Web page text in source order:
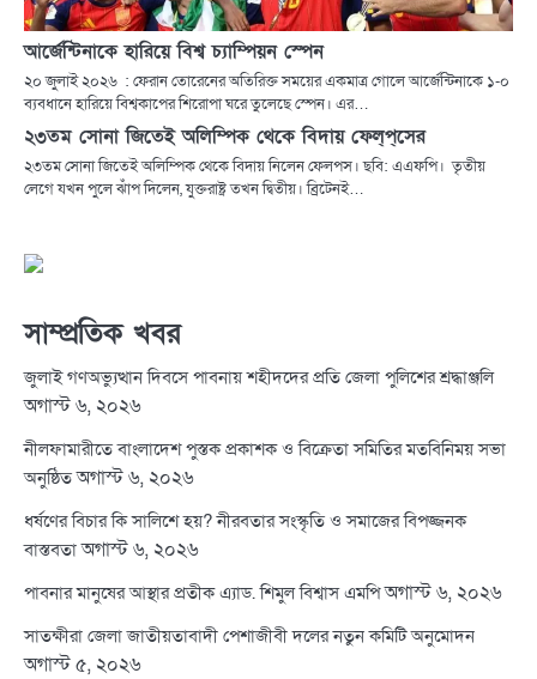
আর্জেন্টিনাকে হারিয়ে বিশ্ব চ্যাম্পিয়ন স্পেন
২০ জুলাই ২০২৬ : ফেরান তোরেনের অতিরিক্ত সময়ের একমাত্র গোলে আর্জেন্টিনাকে ১-০
ব্যবধানে হারিয়ে বিশ্বকাপের শিরোপা ঘরে তুলেছে স্পেন। এর…
২৩তম সোনা জিতেই অলিম্পিক থেকে বিদায় ফেল্‌প্‌সের
২৩তম সোনা জিতেই অলিম্পিক থেকে বিদায় নিলেন ফেলপস। ছবি: এএফপি। তৃতীয়
লেগে যখন পুলে ঝাঁপ দিলেন, যুক্তরাষ্ট্র তখন দ্বিতীয়। ব্রিটেনই…
সাম্প্রতিক খবর
জুলাই গণঅভ্যুত্থান দিবসে পাবনায় শহীদদের প্রতি জেলা পুলিশের শ্রদ্ধাঞ্জলি
অগাস্ট ৬, ২০২৬
নীলফামারীতে বাংলাদেশ পুস্তক প্রকাশক ও বিক্রেতা সমিতির মতবিনিময় সভা
অনুষ্ঠিত অগাস্ট ৬, ২০২৬
ধর্ষণের বিচার কি সালিশে হয়? নীরবতার সংস্কৃতি ও সমাজের বিপজ্জনক
বাস্তবতা অগাস্ট ৬, ২০২৬
পাবনার মানুষের আস্থার প্রতীক এ্যাড. শিমুল বিশ্বাস এমপি অগাস্ট ৬, ২০২৬
সাতক্ষীরা জেলা জাতীয়তাবাদী পেশাজীবী দলের নতুন কমিটি অনুমোদন
অগাস্ট ৫, ২০২৬